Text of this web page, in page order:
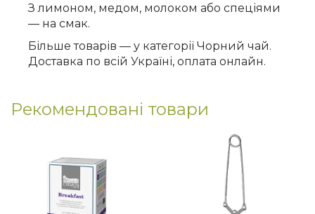
З лимоном, медом, молоком або спеціями
— на смак.
Більше товарів — у категорії Чорний чай.
Доставка по всій Україні, оплата онлайн.
Рекомендовані товари